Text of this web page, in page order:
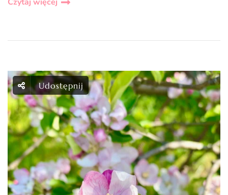
Czytaj więcej
Udostępnij